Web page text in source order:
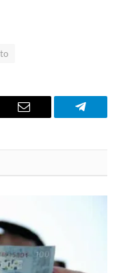
E-